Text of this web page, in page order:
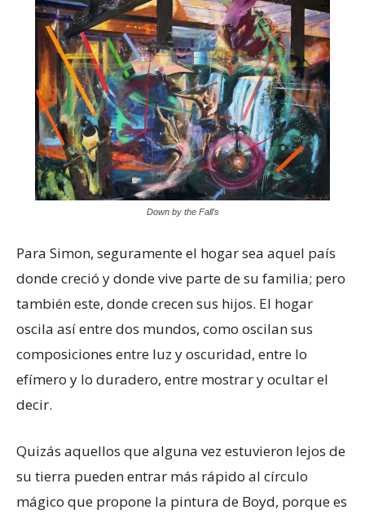
Down by the Fall’s
Para Simon, seguramente el hogar sea aquel país
donde creció y donde vive parte de su familia; pero
también este, donde crecen sus hijos. El hogar
oscila así entre dos mundos, como oscilan sus
composiciones entre luz y oscuridad, entre lo
efímero y lo duradero, entre mostrar y ocultar el
decir.
Quizás aquellos que alguna vez estuvieron lejos de
su tierra pueden entrar más rápido al círculo
mágico que propone la pintura de Boyd, porque es